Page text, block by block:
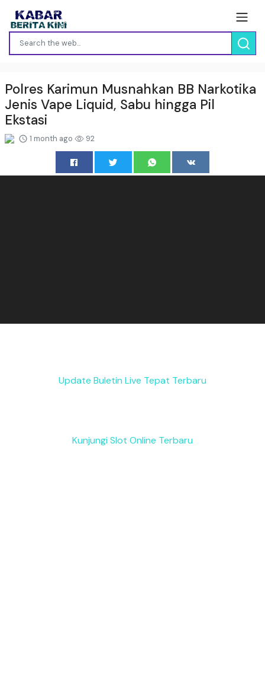
Polres Karimun Musnahkan BB Narkotika
Jenis Vape Liquid, Sabu hingga Pil
Ekstasi
1 month ago 92
Update Buletin Live Tepat Terbaru
Kunjungi Slot Online Terbaru